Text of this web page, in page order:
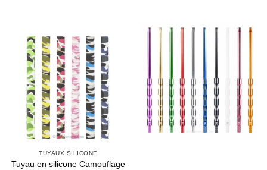
TUYAUX SILICONE
Tuyau en silicone Camouflage